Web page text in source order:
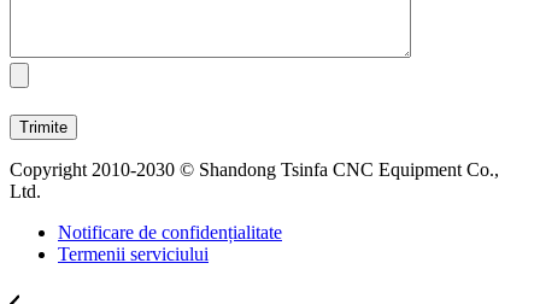
Copyright 2010-2030 © Shandong Tsinfa CNC Equipment Co.,
Ltd.
Notificare de confidențialitate
Termenii serviciului